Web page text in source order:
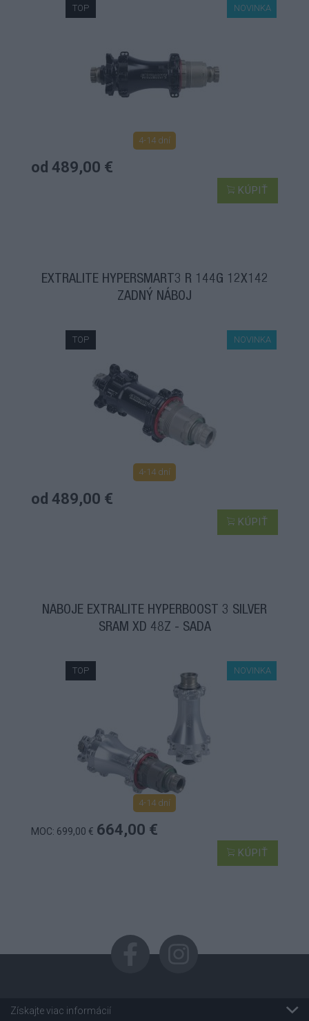
NOVINKA
TOP
4-14 dní
od 489,00 €
KÚPIŤ
EXTRALITE HYPERSMART3 R 144G 12X142
ZADNÝ NÁBOJ
NOVINKA
TOP
4-14 dní
od 489,00 €
KÚPIŤ
NÁBOJE EXTRALITE HYPERBOOST 3 SILVER
SRAM XD 48Z - SADA
NOVINKA
TOP
4-14 dní
MOC: 699,00 € 664,00 €
KÚPIŤ
Získajte viac informácií